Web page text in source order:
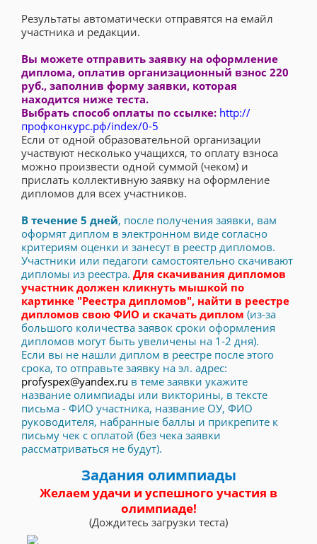
Результаты автоматически отправятся на емайл
участника и редакции.
Вы можете отправить заявку на оформление
диплома, оплатив организационный взнос 220
руб., заполнив форму заявки, которая
находится ниже теста.
Выбрать способ оплаты по ссылке: http://
профконкурс.рф/index/0-5
Если от одной образовательной организации
участвуют несколько учащихся, то оплату взноса
можно произвести одной суммой (чеком) и
прислать коллективную заявку на оформление
дипломов для всех участников.
В течение 5 дней, после получения заявки, вам
оформят диплом в электронном виде согласно
критериям оценки и занесут в реестр дипломов.
Участники или педагоги самостоятельно скачивают
дипломы из реестра. Для скачивания дипломов
участник должен кликнуть мышкой по
картинке "Реестра дипломов", найти в реестре
дипломов свою ФИО и скачать диплом (из-за
большого количества заявок сроки оформления
дипломов могут быть увеличены на 1-2 дня).
Если вы не нашли диплом в реестре после этого
срока, то отправьте заявку на эл. адрес:
profyspex@yandex.ru в теме заявки укажите
название олимпиады или викторины, в тексте
письма - ФИО участника, название ОУ, ФИО
руководителя, набранные баллы и прикрепите к
письму чек с оплатой (без чека заявки
рассматриваться не будут).
Задания олимпиады
Желаем удачи и успешного участия в
олимпиаде!
(Дождитесь загрузки теста)